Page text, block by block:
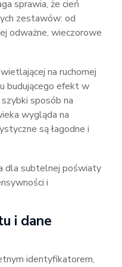
sprawia, że cień
zestawów: od
odważne, wieczorowe
na ruchomej
budującego efekt w
sposób na
wygląda na
są łagodne i
dla subtelnej poświaty
i
i dane
identyfikatorem,